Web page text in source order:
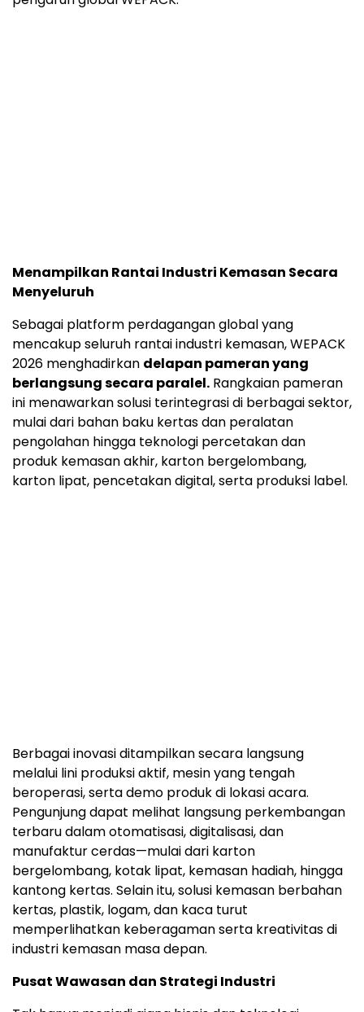
Menampilkan Rantai Industri Kemasan Secara
Menyeluruh
Sebagai platform perdagangan global yang
mencakup seluruh rantai industri kemasan, WEPACK
2026 menghadirkan delapan pameran yang
berlangsung secara paralel. Rangkaian pameran
ini menawarkan solusi terintegrasi di berbagai sektor,
mulai dari bahan baku kertas dan peralatan
pengolahan hingga teknologi percetakan dan
produk kemasan akhir, karton bergelombang,
karton lipat, pencetakan digital, serta produksi label.
Berbagai inovasi ditampilkan secara langsung
melalui lini produksi aktif, mesin yang tengah
beroperasi, serta demo produk di lokasi acara.
Pengunjung dapat melihat langsung perkembangan
terbaru dalam otomatisasi, digitalisasi, dan
manufaktur cerdas—mulai dari karton
bergelombang, kotak lipat, kemasan hadiah, hingga
kantong kertas. Selain itu, solusi kemasan berbahan
kertas, plastik, logam, dan kaca turut
memperlihatkan keberagaman serta kreativitas di
industri kemasan masa depan.
Pusat Wawasan dan Strategi Industri